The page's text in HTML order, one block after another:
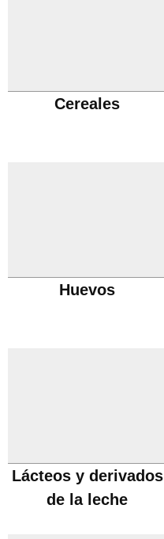
Cereales
Huevos
Lácteos y derivados
de la leche